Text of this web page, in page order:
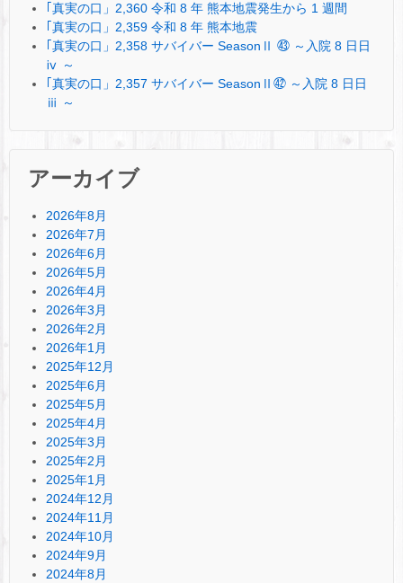
｢真実の口」2,360 令和 8 年 熊本地震発生から 1 週間
｢真実の口」2,359 令和 8 年 熊本地震
｢真実の口」2,358 サバイバー SeasonⅡ ㊸ ～入院 8 日日
ⅳ ～
｢真実の口」2,357 サバイバー SeasonⅡ㊷ ～入院 8 日日
ⅲ ～
アーカイブ
2026年8月
2026年7月
2026年6月
2026年5月
2026年4月
2026年3月
2026年2月
2026年1月
2025年12月
2025年6月
2025年5月
2025年4月
2025年3月
2025年2月
2025年1月
2024年12月
2024年11月
2024年10月
2024年9月
2024年8月